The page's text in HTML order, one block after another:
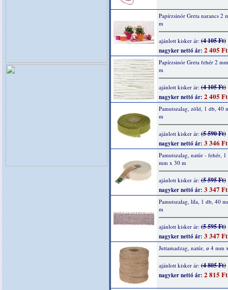
Papírzsinór Greta narancs 2
m
ajánlott kisker ár:(4 105 Ft)
nagyker nettó ár: 2 405 Ft
Papírzsinór Greta fehér 2
m
ajánlott kisker ár:(4 105 Ft)
nagyker nettó ár: 2 405 Ft
Pamutszalag, zöld, 1 db, 40
m
ajánlott kisker ár:(5 590 Ft)
nagyker nettó ár: 3 346 Ft
Pamutszalag, natúr - fehér,
mm x 30 m
ajánlott kisker ár:(5 595 Ft)
nagyker nettó ár: 3 347 Ft
Pamutszalag, lila, 1 db, 40
m
ajánlott kisker ár:(5 595 Ft)
nagyker nettó ár: 3 347 Ft
Juttamadzag, natúr, ø 4 mm
ajánlott kisker ár:(4 805 Ft)
nagyker nettó ár: 2 815 Ft